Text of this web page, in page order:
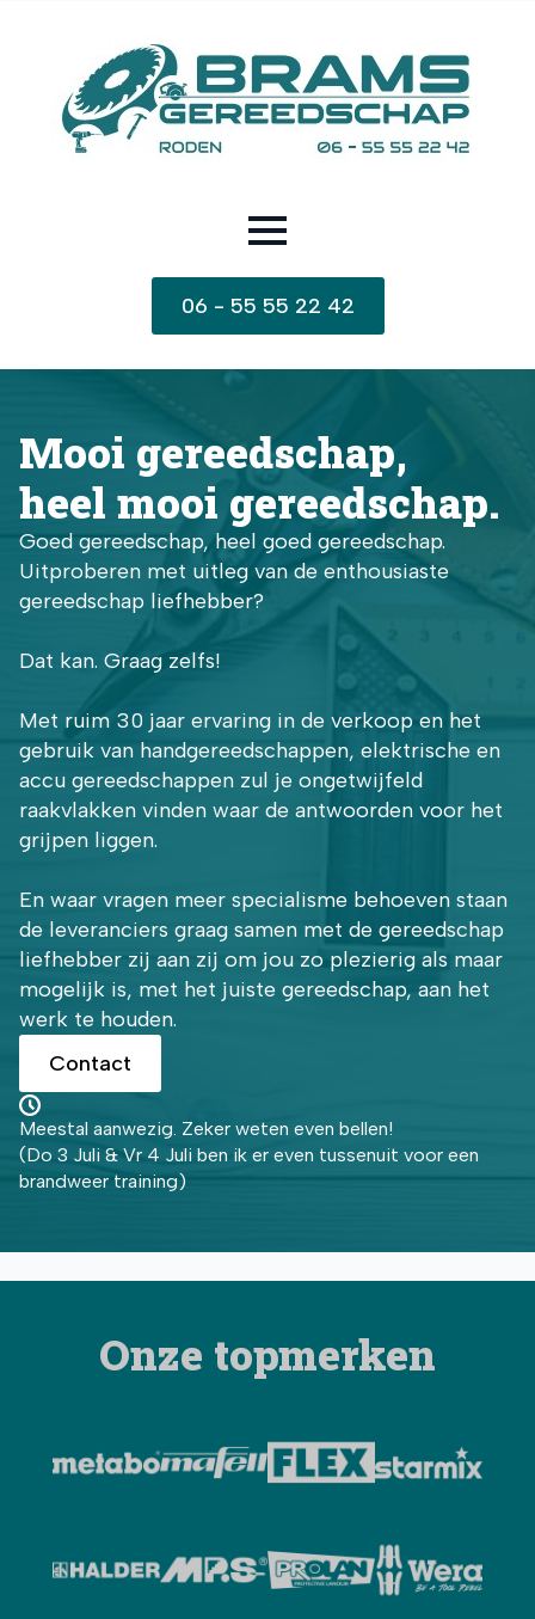
06 - 55 55 22 42
Mooi gereedschap,
heel mooi gereedschap.
Goed gereedschap, heel goed gereedschap.
Uitproberen met uitleg van de enthousiaste
gereedschap liefhebber?
Dat kan. Graag zelfs!
Met ruim 30 jaar ervaring in de verkoop en het
gebruik van handgereedschappen, elektrische en
accu gereedschappen zul je ongetwijfeld
raakvlakken vinden waar de antwoorden voor het
grijpen liggen.
En waar vragen meer specialisme behoeven staan
de leveranciers graag samen met de gereedschap
liefhebber zij aan zij om jou zo plezierig als maar
mogelijk is, met het juiste gereedschap, aan het
werk te houden.
Contact
Meestal aanwezig. Zeker weten even bellen!
(Do 3 Juli & Vr 4 Juli ben ik er even tussenuit voor een
brandweer training)
Onze topmerken